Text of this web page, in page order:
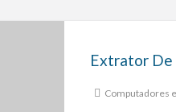
Extrator
Computadores